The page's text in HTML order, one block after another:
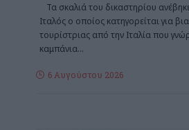
Τα σκαλιά του δικαστηρίου
Ιταλός ο οποίος κατηγορείται για
τουρίστριας από την Ιταλία που
καμπάνια…
6 Αυγούστου 2026